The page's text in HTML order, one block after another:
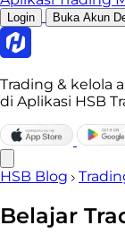
Login Buka Akun
Trading & kelola
di Aplikasi HSB
HSB Blog
Belajar